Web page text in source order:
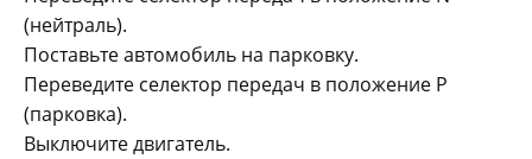
(нейтраль).
Поставьте автомобиль на парковку.
Переведите селектор передач в положение P
(парковка).
Выключите двигатель.